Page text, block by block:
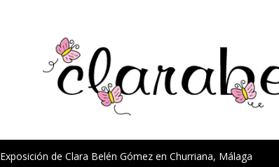
Exposición de Clara Belén Gómez en Churriana, Málaga